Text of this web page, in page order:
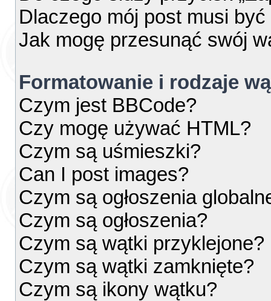
Dlaczego mój post musi
Jak mogę przesunąć swój
Formatowanie i rodzaje
Czym jest BBCode?
Czy mogę używać HTML?
Czym są uśmieszki?
Can I post images?
Czym są ogłoszenia
Czym są ogłoszenia?
Czym są wątki przyklejone?
Czym są wątki zamknięte?
Czym są ikony wątku?